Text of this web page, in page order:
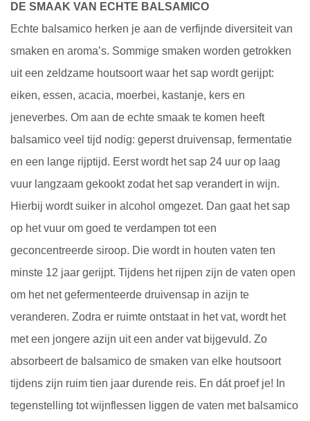
DE SMAAK VAN ECHTE BALSAMICO
Echte balsamico herken je aan de verfijnde diversiteit van
smaken en aroma’s. Sommige smaken worden getrokken
uit een zeldzame houtsoort waar het sap wordt gerijpt:
eiken, essen, acacia, moerbei, kastanje, kers en
jeneverbes. Om aan de echte smaak te komen heeft
balsamico veel tijd nodig: geperst druivensap, fermentatie
en een lange rijptijd. Eerst wordt het sap 24 uur op laag
vuur langzaam gekookt zodat het sap verandert in wijn.
Hierbij wordt suiker in alcohol omgezet. Dan gaat het sap
op het vuur om goed te verdampen tot een
geconcentreerde siroop. Die wordt in houten vaten ten
minste 12 jaar gerijpt. Tijdens het rijpen zijn de vaten open
om het net gefermenteerde druivensap in azijn te
veranderen. Zodra er ruimte ontstaat in het vat, wordt het
met een jongere azijn uit een ander vat bijgevuld. Zo
absorbeert de balsamico de smaken van elke houtsoort
tijdens zijn ruim tien jaar durende reis. En dát proef je! In
tegenstelling tot wijnflessen liggen de vaten met balsamico